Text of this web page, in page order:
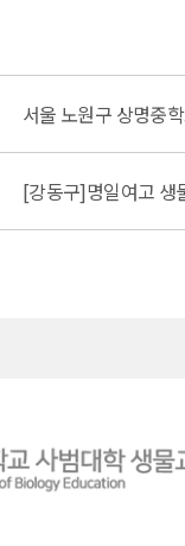
서울 노원구 상명중
[강동구]명일여고 생